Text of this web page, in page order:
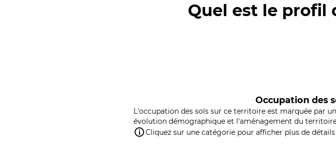
Quel est le profil
Occupation des
L'occupation des sols sur ce territoire est marquée par
évolution démographique et l'aménagement du
Cliquez sur une catégorie pour afficher plus de détails